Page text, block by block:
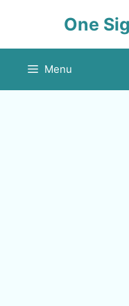
One
Menu